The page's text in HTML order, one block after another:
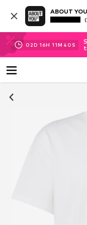
ABOUT
02D 16H 11M 39 S